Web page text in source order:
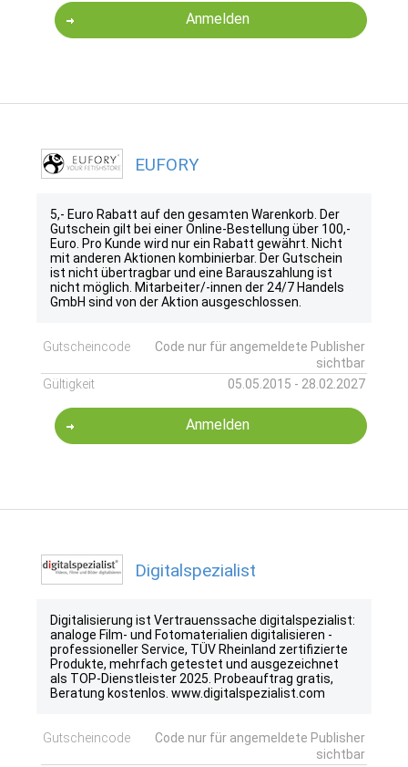
Anmelden
EUFORY
5,- Euro Rabatt auf den gesamten Warenkorb. Der
Gutschein gilt bei einer Online-Bestellung über 100,-
Euro. Pro Kunde wird nur ein Rabatt gewährt. Nicht
mit anderen Aktionen kombinierbar. Der Gutschein
ist nicht übertragbar und eine Barauszahlung ist
nicht möglich. Mitarbeiter/-innen der 24/7 Handels
GmbH sind von der Aktion ausgeschlossen.
Gutscheincode
Code nur für angemeldete Publisher
sichtbar
Gültigkeit
05.05.2015 - 28.02.2027
Anmelden
Digitalspezialist
Digitalisierung ist Vertrauenssache digitalspezialist:
analoge Film- und Fotomaterialien digitalisieren -
professioneller Service, TÜV Rheinland zertifizierte
Produkte, mehrfach getestet und ausgezeichnet
als TOP-Dienstleister 2025. Probeauftrag gratis,
Beratung kostenlos. www.digitalspezialist.com
Gutscheincode
Code nur für angemeldete Publisher
sichtbar